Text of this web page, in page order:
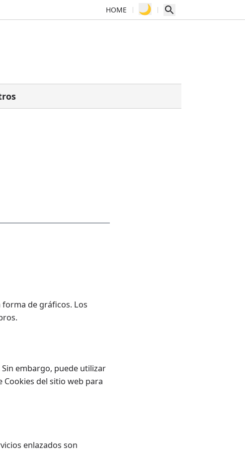
HOME 🌙
de gráficos. Los
embargo, puede utilizar
Cookies del sitio web para
enlazados son